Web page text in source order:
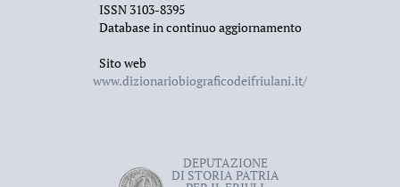
ISSN 3103-8395
Database in continuo aggiornamento
Sito web
www.dizionariobiograficodeifriulani.it/
DEPUTAZIONE
DI STORIA PATRIA